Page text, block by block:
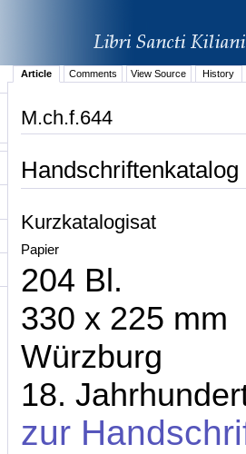
Article Comments View Source History
M.ch.f.644
Kurzkatalogisat
Papier
204 Bl.
330 x 225 mm
Würzburg
18.
zur